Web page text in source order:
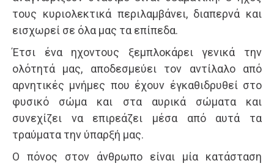
τους κυριολεκτικά περιλαμβάνει, διαπερνά και
εισχωρεί σε όλα μας τα επίπεδα.
Έτσι ένα ηχοντους ξεμπλοκάρει γενικά την
ολότητά μας, αποδεσμεύει τον αντίλαλο από
αρνητικές μνήμες που έχουν έγκαθιδρυθεί στο
φυσικό σώμα και στα αυρικά σώματα και
συνεχίζει να επιρεάζει μέσα από αυτά τα
τραύματα την ύπαρξή μας.
Ο πόνος στον άνθρωπο είναι μία κατάσταση